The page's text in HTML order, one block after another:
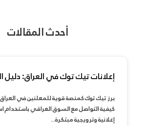
أحدث المقالات
إعلانات تيك توك في العراق: دليل
برز تيك توك كمنصة قوية للمعلنين في
كيفية التواصل مع السوق العراقي باستخدام
إعلانية وترويجية مبتكرة...